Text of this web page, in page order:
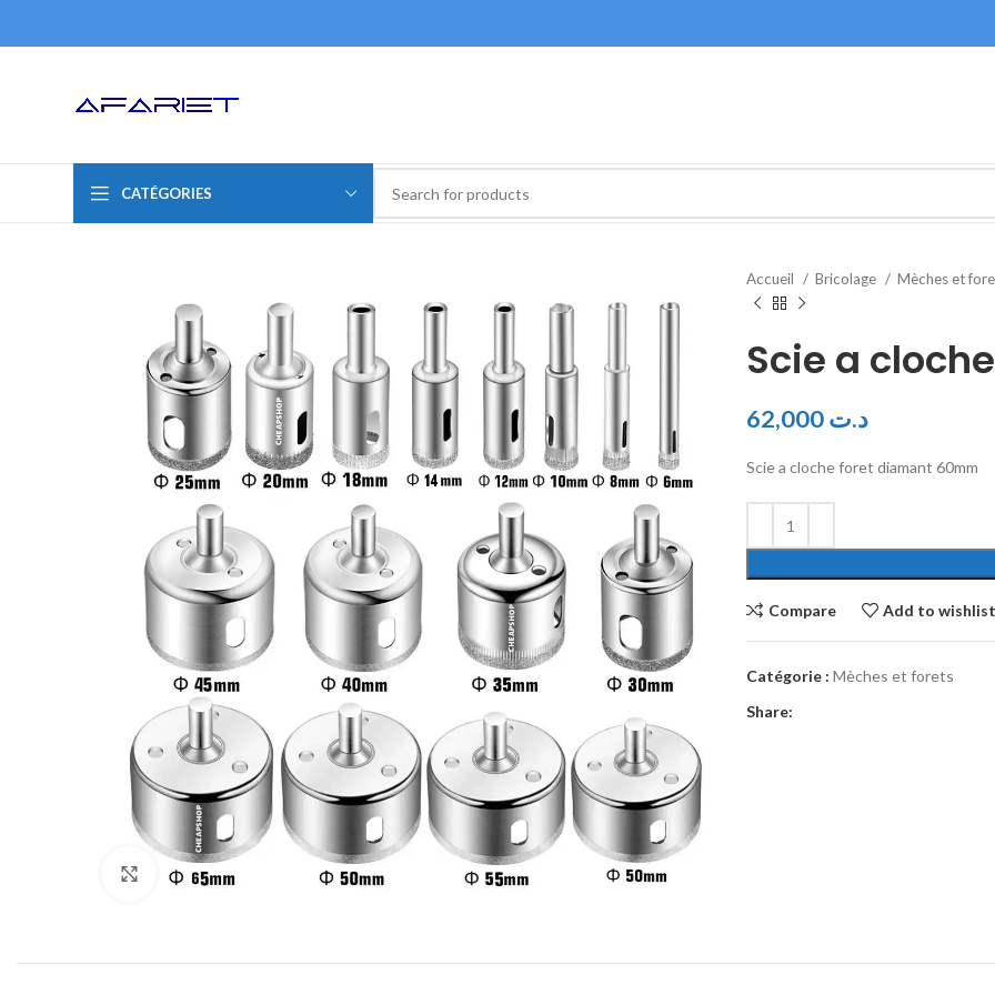
CATÉGORIES
Click to enlarge
Accueil Bricolage Mèches et
Scie a
د.ت
Scie a cloche foret diamant 60mm
Compare Add to wishlist
Catégorie : Mèches et forets
Share: